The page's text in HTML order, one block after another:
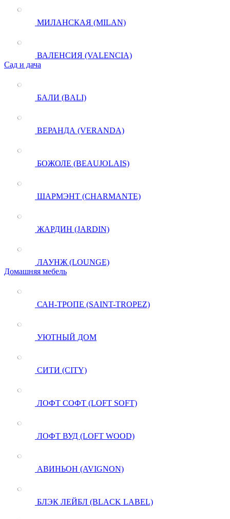
МИЛАНСКАЯ (MILAN)
ВАЛЕНСИЯ (VALENCIA)
Сад и дача
БАЛИ (BALI)
ВЕРАНДА (VERANDA)
БОЖОЛЕ (BEAUJOLAIS)
ШАРМЭНТ (CHARMANTE)
ЖАРДИН (JARDIN)
ЛАУНЖ (LOUNGE)
Домашняя мебель
САН-ТРОПЕ (SAINT-TROPEZ)
УЮТНЫЙ ДОМ
СИТИ (CITY)
ЛОФТ СОФТ (LOFT SOFT)
ЛОФТ ВУД (LOFT WOOD)
АВИНЬОН (AVIGNON)
БЛЭК ЛЕЙБЛ (BLACK LABEL)